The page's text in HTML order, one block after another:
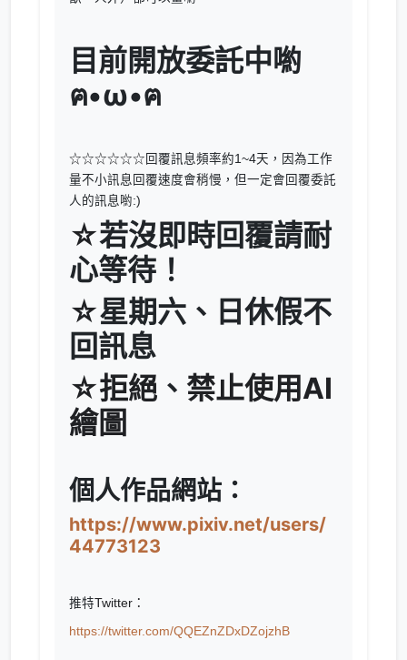
目前開放委託中喲
ฅ•ω•ฅ
☆☆☆☆☆☆ 回覆訊息頻率約1~4天，因為工作
量不小訊息回覆速度會稍慢，但一定會回覆委託
人的訊息喲:)
☆若沒即時回覆請耐
心等待！
☆星期六、日休假不
回訊息
☆拒絕 、 禁止使用AI
繪圖
個人作品網站：
https://www.pixiv.net/users/
44773123
推特Twitter：
https://twitter.com/QQEZnZDxDZojzhB